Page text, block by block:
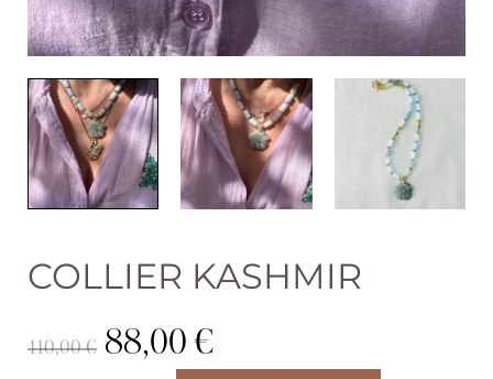
COLLIER KASHMIR
110,00€ 88,00€